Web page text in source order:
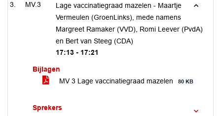
MV.3
Lage vaccinatiegraad mazelen - Maartje
Vermeulen (GroenLinks), mede namens
Margreet Ramaker (VVD), Romi Leever (PvdA)
en Bert van Steeg (CDA)
17:13 - 17:21
Bijlagen
MV 3 Lage vaccinatiegraad mazelen
80 KB
Sprekers